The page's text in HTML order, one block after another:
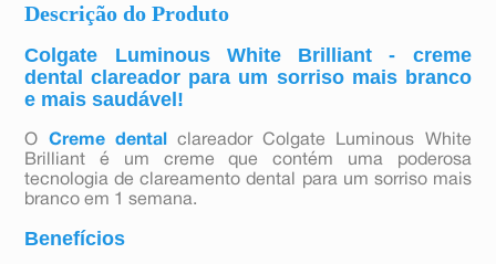
Descrição do Produto
Colgate Luminous White Brilliant - creme
dental clareador para um sorriso mais branco
e mais saudável!
O Creme dental
clareador Colgate Luminous White
Brilliant é um creme que contém uma poderosa
tecnologia de clareamento dental para um sorriso mais
branco em 1 semana.
Benefícios